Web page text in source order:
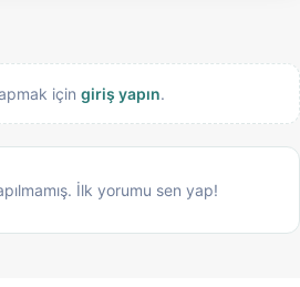
için giriş yapın.
İlk yorumu sen yap!